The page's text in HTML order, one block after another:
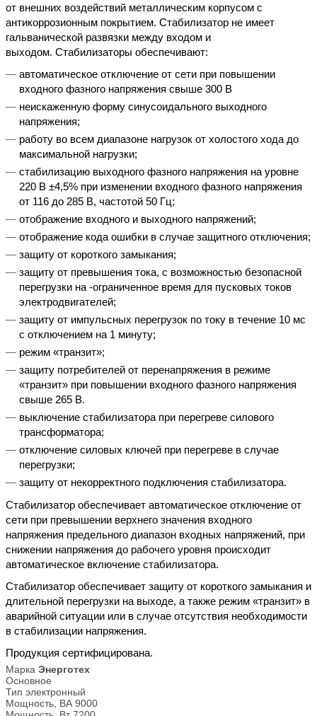
от внешних воздействий металлическим корпусом с
антикоррозионным покрытием. Стабилизатор не имеет
гальванической развязки между входом и
выходом. Стабилизаторы обеспечивают:
автоматическое отключение от сети при повышении
входного фазного напряжения свыше 300 В
неискаженную форму синусоидального выходного
напряжения;
работу во всем диапазоне нагрузок от холостого хода до
максимальной нагрузки;
стабилизацию выходного фазного напряжения на уровне
220 В ±4,5% при изменении входного фазного напряжения
от 116 до 285 В, частотой 50 Гц;
отображение входного и выходного напряжений;
отображение кода ошибки в случае защитного отключения;
защиту от короткого замыкания;
защиту от превышения тока, с возможностью безопасной
перегрузки на -ограниченное время для пусковых токов
электродвигателей;
защиту от импульсных перегрузок по току в течение 10 мс
с отключением на 1 минуту;
режим «транзит»;
защиту потребителей от перенапряжения в режиме
«транзит» при повышении входного фазного напряжения
свыше 265 В.
выключение стабилизатора при перегреве силового
трансформатора;
отключение силовых ключей при перегреве в случае
перегрузки;
защиту от некорректного подключения стабилизатора.
Стабилизатор обеспечивает автоматическое отключение от
сети при превышении верхнего значения входного
напряжения предельного диапазон входных напряжений, при
снижении напряжения до рабочего уровня происходит
автоматическое включение стабилизатора.
Стабилизатор обеспечивает защиту от короткого замыкания и
длительной перегрузки на выходе, а также режим «транзит» в
аварийной ситуации или в случае отсутствия необходимости
в стабилизации напряжения.
Продукция сертифицирована.
Марка Энерготех
Основное
Тип электронный
Мощность, ВА 9000